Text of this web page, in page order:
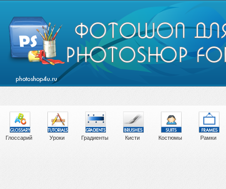
Глоссарий Уроки Градиенты Кисти Костюмы Рамки